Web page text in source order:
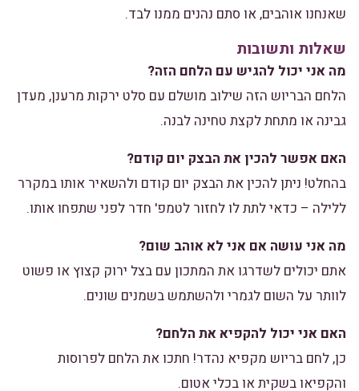
שאנחנו אוהבים, או סתם נהנים ממנו לבד.
שאלות ותשובות
מה אני יכול להגיש עם הלחם הזה?
הלחם הבריוש הזה שילוב מושלם עם סלט ירקות מרענן, מעדן
גבינה או מתחת לקצת טחינה לבנה.
האם אפשר להכין את הבצק יום קודם?
בהחלט! ניתן להכין את הבצק יום קודם ולהשאיר אותו במקרר
ללילה – כדאי לתת לו לחזור לטמפ' חדר לפני שתפחו אותו.
מה אני עושה אם אני לא אוהב שום?
אתם יכולים לשדרגו את המתכון עם בצל ירוק קצוץ או פשוט
לוותר על השום לגמרי ולהשתמש בשמנים שונים.
האם אני יכול להקפיא את הלחם?
כן, לחם בריוש מקפיא נהדר! חתכו את הלחם לפרוסות
והקפיאו בשקית או בכלי אטום.